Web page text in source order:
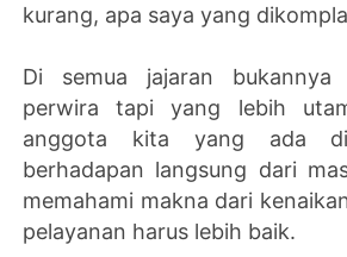
kurang, apa saya yang
Di semua jajaran bukannya
perwira tapi yang lebih
anggota kita yang ada
berhadapan langsung dari
memahami makna dari
pelayanan harus lebih baik.